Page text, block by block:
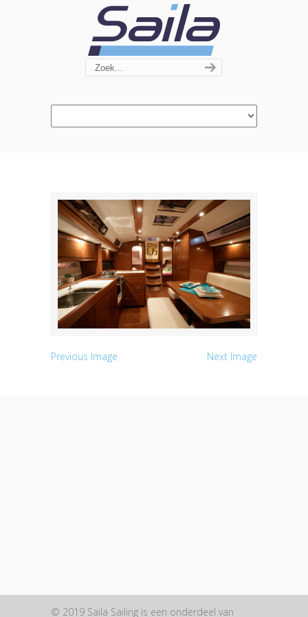
Previous Image Next Image
© 2019 Saila Sailing is een onderdeel van